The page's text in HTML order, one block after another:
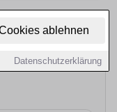
ablehnen
Datenschutzerklärung